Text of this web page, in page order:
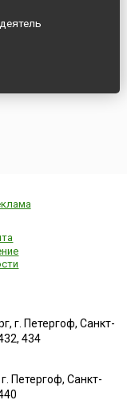
г. Петергоф, Санкт-
434
Петергоф, Санкт-